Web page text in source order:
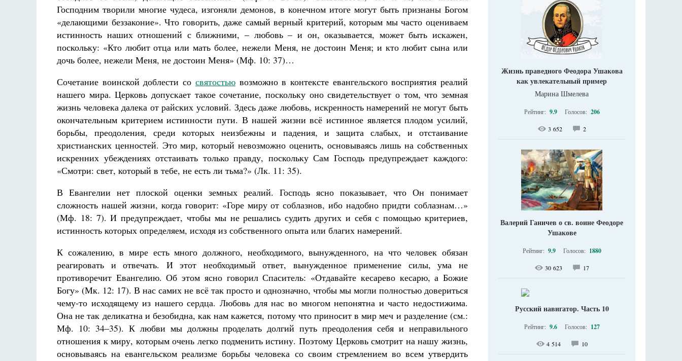
Господним творили многие чудеса, изгоняли демонов, в конечном итоге могут быть признаны Богом
«делающими беззаконие». Что говорить, даже самый верный критерий, которым мы часто оцениваем
истинность наших отношений с ближними, – любовь – и он, оказывается, может быть искажен,
поскольку: «Кто любит отца или мать более, нежели Меня, не достоин Меня; и кто любит сына или
дочь более, нежели Меня, не достоин Меня» (Мф. 10: 37)…
Сочетание воинской доблести со святостьювозможно в контексте евангельского восприятия реалий
нашего мира. Церковь допускает такое сочетание, поскольку оно свидетельствует о том, что земная
жизнь человека далека от райских условий. Здесь даже любовь, искренность намерений не могут быть
окончательным критерием истинности пути. В нашей жизни всё истинное является плодом усилий,
борьбы, преодоления, среди которых неизбежны и падения, и защита слабых, и отстаивание
христианских ценностей. Это мир, который невозможно оценить, основываясь лишь на собственных
искренних убеждениях отстаивать только правду, поскольку Сам Господь предупреждает каждого:
«Смотри: свет, который в тебе, не есть ли тьма?» (Лк. 11: 35).
В Евангелии нет плоской оценки земных реалий. Господь ясно показывает, что Он понимает
сложность нашей жизни, когда говорит: «Горе миру от соблазнов, ибо надобно придти соблазнам…»
(Мф. 18: 7). И предупреждает, чтобы мы не решались судить других и себя с помощью критериев,
истинность которых определяем, исходя из собственного опыта или благих намерений.
К сожалению, в мире есть много должного, необходимого, вынужденного, на что человек обязан
реагировать и отвечать. И этот необходимый ответ, вынужденное применение силы, ума не
противоречит Евангелию. Об этом ясно говорил Спаситель: «Отдавайте кесарево кесарю, а Божие
Богу» (Мк. 12: 17). В нас самих не всё так просто и однозначно, чтобы мы могли полностью довериться
чему-то исходящему из нашего сердца. Любовь для нас во многом непонятна и часто недостижима.
Она не так деликатна и безобидна, как нам кажется, потому что приносит в мир меч и разделение (см.:
Мф. 10: 34–35). К любви мы должны проделать долгий путь преодоления себя и неправильного
отношения к миру, которым очень легко подменить истину. Поэтому Церковь смотрит на нашу жизнь,
основываясь на евангельском реализме борьбы человека со своим стремлением во всем утвердить
Жизнь праведного Феодора Ушакова
как увлекательный пример
Марина Шмелева
Рейтинг: 9.9 Голосов: 206
3 652 2
Валерий Ганичев о св. воине Феодоре
Ушакове
Рейтинг: 9.9 Голосов: 1880
30 623 17
Русский навигатор. Часть 10
Рейтинг: 9.6 Голосов: 127
4 514 10